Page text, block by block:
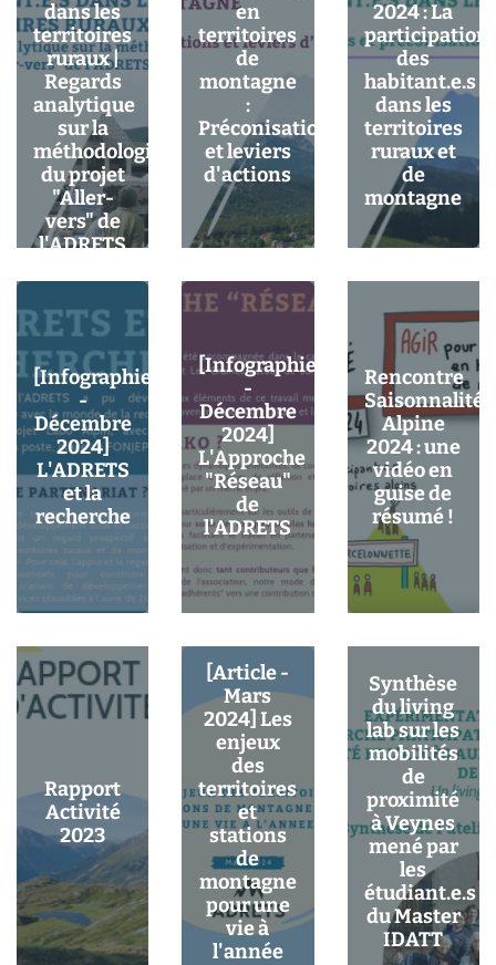
dans les
territoires
ruraux |
Regards
analytique
sur la
méthodologie
du projet
"Aller-
vers" de
l'ADRETS
en
territoires
de
montagne
:
Préconisations
et leviers
d'actions
2024 : La
participation
des
habitant.e.s
dans les
territoires
ruraux et
de
montagne
[Infographie
-
Décembre
2024]
L'ADRETS
et la
recherche
[Infographie
-
Décembre
2024]
L'Approche
"Réseau"
de
l'ADRETS
Rencontre
Saisonnalité
Alpine
2024 : une
vidéo en
guise de
résumé !
Rapport
Activité
2023
[Article -
Mars
2024] Les
enjeux
des
territoires
et
stations
de
montagne
pour une
vie à
l'année
Synthèse
du living
lab sur les
mobilités
de
proximité
à Veynes
mené par
les
étudiant.e.s
du Master
IDATT